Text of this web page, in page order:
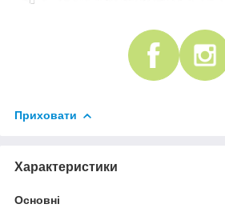
Приховати
Характеристики
Основні